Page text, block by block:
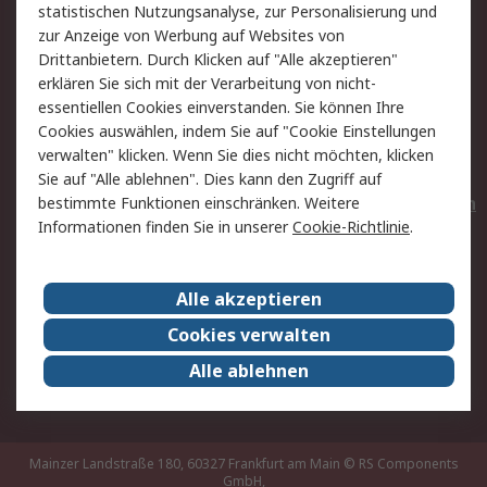
Hilfe
Privatkunden
Rechtliches
AGB
Datenschutz
Cookie-Richtlinie
Zahlungsbedingungen
Copyright/Impressum
Entsorgung
Elektrogeräte/Batterien
RS weltweit
Karriere bei RS
Nachhaltigkeit
Qualität/Umwelt/ZertifikatePresse-Center
Event-Center
Mainzer Landstraße 180, 60327 Frankfurt am Main © RS Components
GmbH,
statistischen Nutzungsanalyse, zur Personalisierung und
zur Anzeige von Werbung auf Websites von
Drittanbietern. Durch Klicken auf "Alle akzeptieren"
erklären Sie sich mit der Verarbeitung von nicht-
essentiellen Cookies einverstanden. Sie können Ihre
Cookies auswählen, indem Sie auf "Cookie Einstellungen
verwalten" klicken. Wenn Sie dies nicht möchten, klicken
Sie auf "Alle ablehnen". Dies kann den Zugriff auf
bestimmte Funktionen einschränken. Weitere
Informationen finden Sie in unsererCookie-Richtlinie.
Alle akzeptieren
Cookies verwalten
Alle ablehnen